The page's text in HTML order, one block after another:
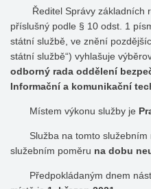
Ředitel Správy základních
příslušný podle § 10 odst. 1
státní službě, ve znění
státní službě“) vyhlašuje
odborný rada oddělení
Informační a komunikační
Místem výkonu služby je
Služba na tomto služebním
služebním poměru na dobu
Předpokládaným dnem